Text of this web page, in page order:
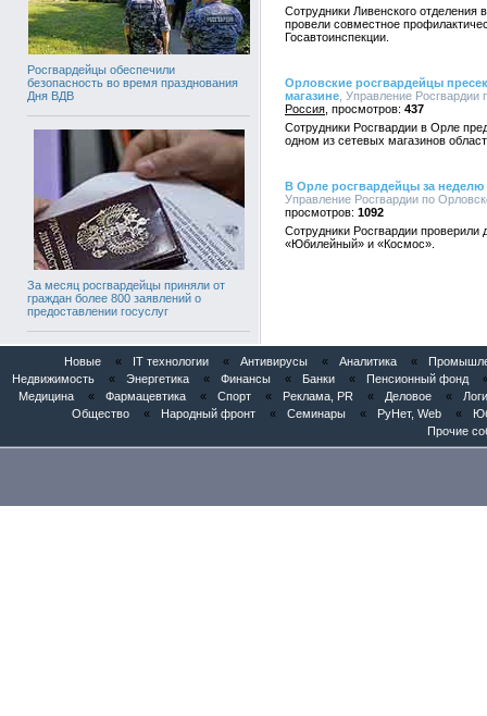
Росгвардейцы обеспечили
безопасность во время празднования
Дня ВДВ
За месяц росгвардейцы приняли от
граждан более 800 заявлений о
предоставлении госуслуг
Сотрудники Ливенского отделения
провели совместное
Госавтоинспекции.
Орловские росгвардейцы
магазине , Управление
Россия
437
Сотрудники Росгвардии в Орле
одном из сетевых магазинов
В Орле росгвардейцы за неделю
Управление Росгвардии по
1092
Сотрудники Росгвардии проверили
«Юбилейный» и «Космос».
Новые « IT технологии « Антивирусы « Аналитика «
Недвижимость
« Энергетика « Финансы « Банки « Пенсионный фонд
Медицина
« Фармацевтика « Спорт « Реклама, PR « Деловое «
Общество
« Народный фронт « Семинары « РуНет, Web «
Прочие